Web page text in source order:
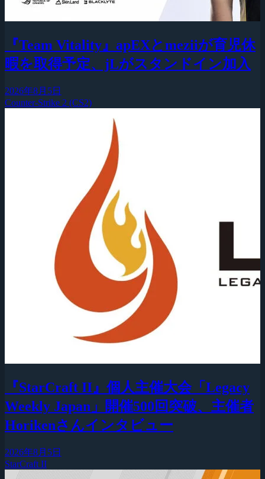
『Team Vitality』apEXとmeziiが育児休
暇を取得予定、jLがスタンドイン加入
2026年8月5日
Counter-Strike 2 (CS2)
『StarCraft II』個人主催大会「Legacy
Weekly Japan」開催500回突破、主催者
Horikenさんインタビュー
2026年8月5日
StarCraft II